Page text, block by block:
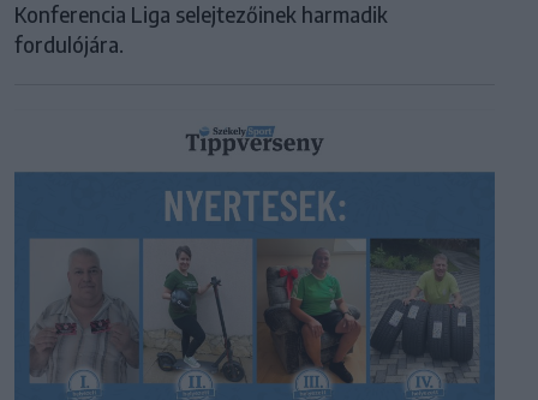
Konferencia Liga selejtezőinek harmadik
fordulójára.